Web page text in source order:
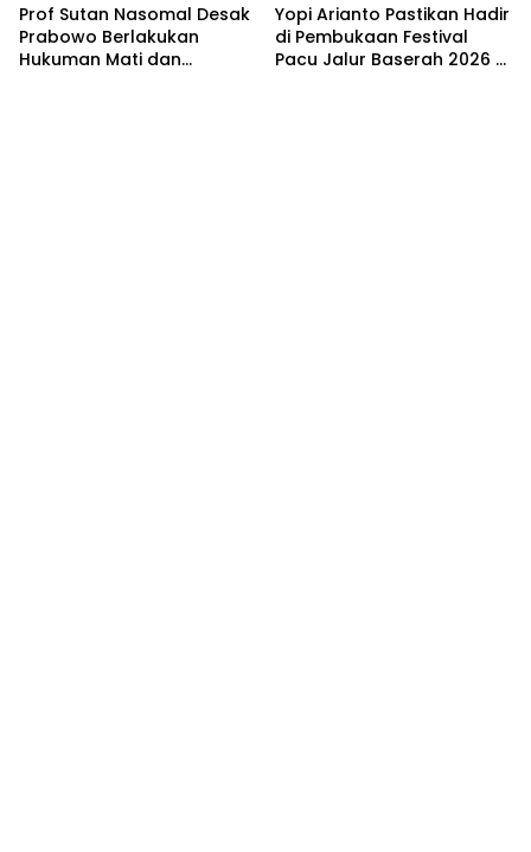
Prof Sutan Nasomal Desak
Prabowo Berlakukan
Hukuman Mati dan
Yopi Arianto Pastikan Hadir
di Pembukaan Festival
Pacu Jalur Baserah 2026 —